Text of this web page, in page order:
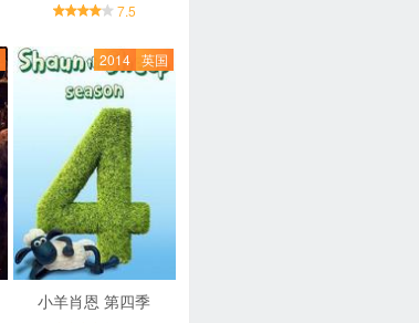
7.5
2014 英国
小羊肖恩 第四季